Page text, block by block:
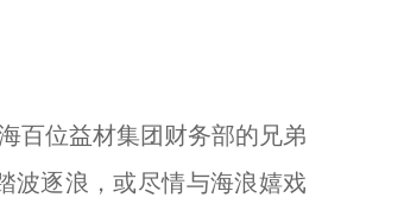
百位益材集团财务部的兄弟
波逐浪，或尽情与海浪嬉戏